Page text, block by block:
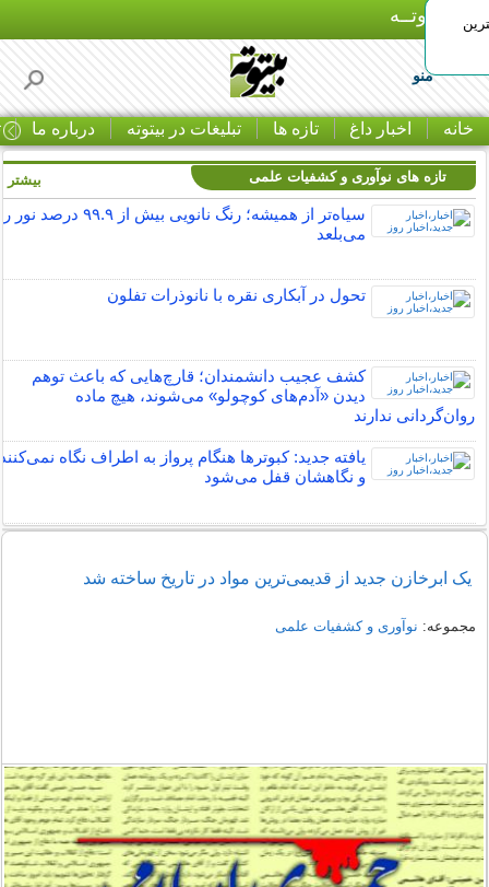
بـیتوتــه
منو
خانه اخبار داغ تازه ها تبلیغات در بیتوته درباره ما
تازه های نوآوری و کشفیات علمی
سیاه‌تر از همیشه؛ رنگ نانویی بیش از ۹۹.۹ درصد نور
می‌بلعد
تحول در آبکاری نقره با نانوذرات تفلون
کشف عجیب دانشمندان؛ قارچ‌هایی که باعث توهم
دیدن «آدم‌های کوچولو» می‌شوند، هیچ ماده
روان‌گردانی ندارند
یافته جدید:‌ کبوترها هنگام پرواز به اطراف نگاه
و نگاهشان قفل می‌شود
بیشتر
یک ابرخازن جدید از قدیمی‌ترین مواد در تاریخ ساخته شد
مجموعه: نوآوری و کشفیات علمی